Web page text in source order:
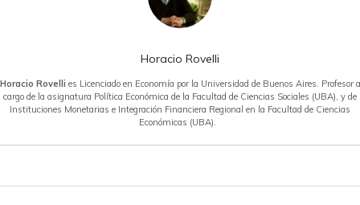
Horacio Rovelli
Horacio Rovelli es Licenciado en Economía por la Universidad de Buenos Aires. Profesor a
cargo de la asignatura Política Económica de la Facultad de Ciencias Sociales (UBA), y de
Instituciones Monetarias e Integración Financiera Regional en la Facultad de Ciencias
Económicas (UBA).